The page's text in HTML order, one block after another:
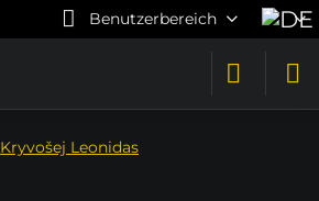
Benutzerbereich
Kryvošej Leonidas